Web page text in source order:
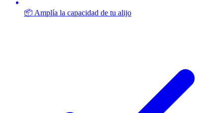
📦 Amplía la capacidad de tu alijo